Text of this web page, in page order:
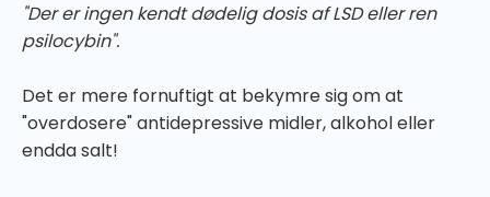
"Der er ingen kendt dødelig dosis af LSD eller ren
psilocybin".
Det er mere fornuftigt at bekymre sig om at
"overdosere" antidepressive midler, alkohol eller
endda salt!